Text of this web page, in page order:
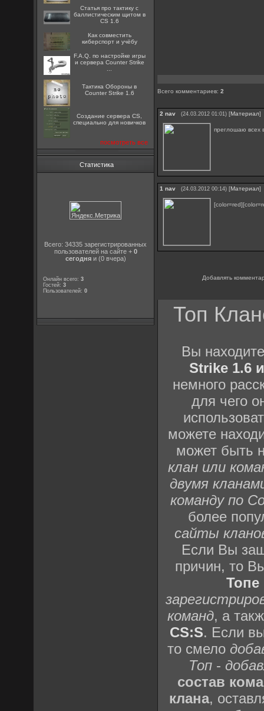
Статья про тактику с
баллистическим щитом в
CS 1.6
Как совместить
киберспорт и учёбу
F.A.Q. по настройке игры
и сервера Counter Strike
Тактика Обороны в
Counter Strike 1.6
Создание сервера CS,
специально для новичков
посмотреть все
Статистика
Всего: 34335 зарегистрированных
пользователей на сайте + 0
сегодняи (0 вчера)
Онлайн всего:3
Гостей:3
Пользователей:0
Всего комментариев:2
2 nav (24.03.2012 01:01) [Материал]
преглошаю всех
1 nav (24.03.2012 00:14) [Материал]
Добавлять
Топ
Вы
Strike 1.6
немного
для чего
можете
может быть
клан или
двумя
команду по
более
сайты
Если Вы
причин, то
Топе
команд, а
CS:S. Если
то смело
Топ-
состав
клана,